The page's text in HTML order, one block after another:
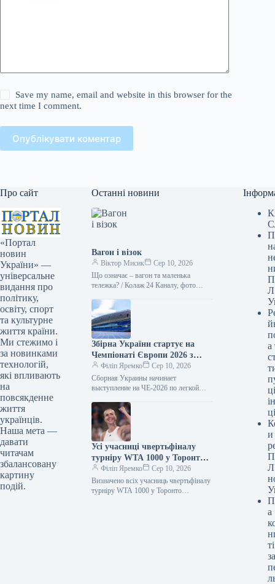
Save my name, email and website in this browser for the
next time I comment.
Опублікувати коментар
Про сайт
«Портал
новин
України» —
універсальне
видання про
політику,
освіту, спорт
та культурне
життя країни.
Ми стежимо і
за новинками
технологій,
які впливають
на
повсякденне
життя
українців.
Наша мета —
давати
читачам
збалансовану
картину
подій.
Останні новини
Вагон і візок
Віктор Мисик
Сер 10, 2026
Що означає – вагон та маленька
тележка? / Колаж 24 Каналу, фото
усталених висловів рідко звучить
природно.…
Збірна України стартує на
Чемпіонаті Європи 2026 з
легкої атлетики
Філіп Яремко
Сер 10, 2026
Сборная Украины начинает
выступление на ЧЕ-2026 по легкой
Усі учасниці чвертьфіналу
турніру WTA 1000 у Торонто
визначилися.
Філіп Яремко
Сер 10, 2026
Визначено всіх учасниць чвертьфіналу
турніру WTA 1000 у Торонто
Л
а
ці
и
а